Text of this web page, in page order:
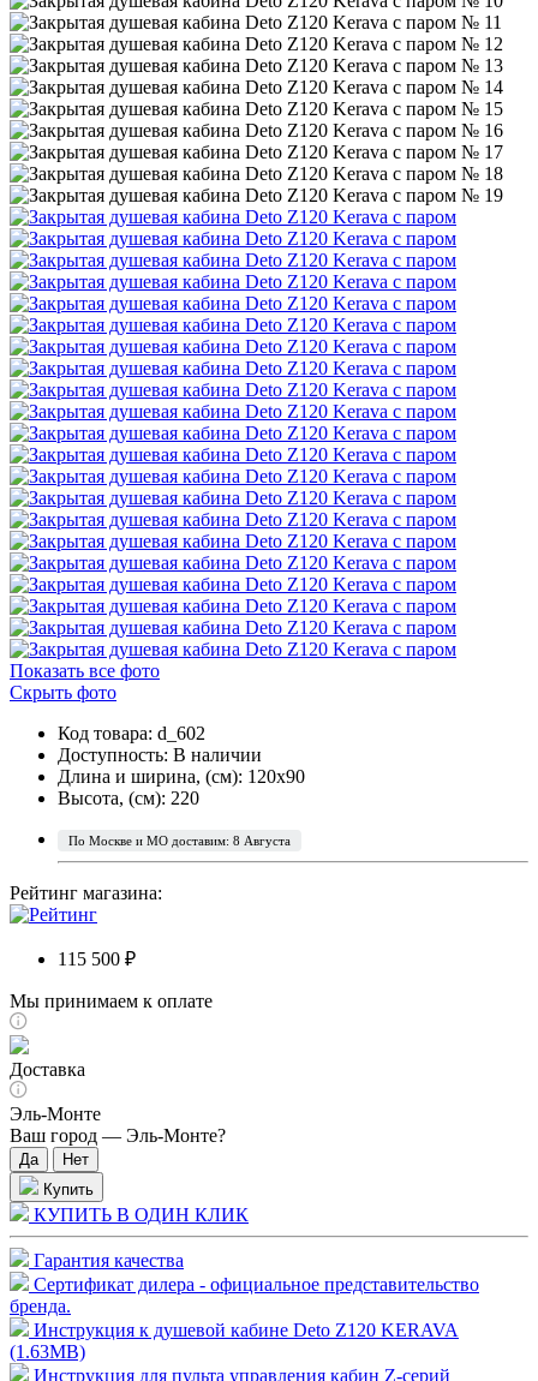
Показать все фото
Скрыть фото
Код товара: d_602
Доступность: В наличии
Длина и ширина, (см): 120x90
Высота, (см): 220
По Москве и МО доставим: 8 Августа
Рейтинг магазина:
115 500 ₽
Мы принимаем к оплате
Доставка
Эль-Монте
Ваш город — Эль-Монте?
Купить
КУПИТЬ В ОДИН КЛИК
Гарантия качества
Сертификат дилера - официальное представительство
бренда.
Инструкция к душевой кабине Deto Z120 KERAVA
(1.63MB)
Инструкция для пульта управления кабин Z-серий